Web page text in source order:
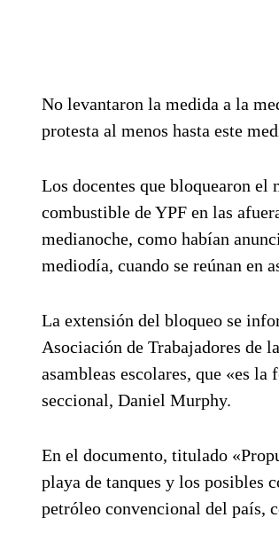
No levantaron la medida a la
protesta al menos hasta este
Los docentes que bloquearon el
combustible de YPF en las
medianoche, como habían
mediodía, cuando se reúnan en
La extensión del bloqueo se
Asociación de Trabajadores de
asambleas escolares, que «es
seccional, Daniel Murphy.
En el documento, titulado
playa de tanques y los posibles
petróleo convencional del país,